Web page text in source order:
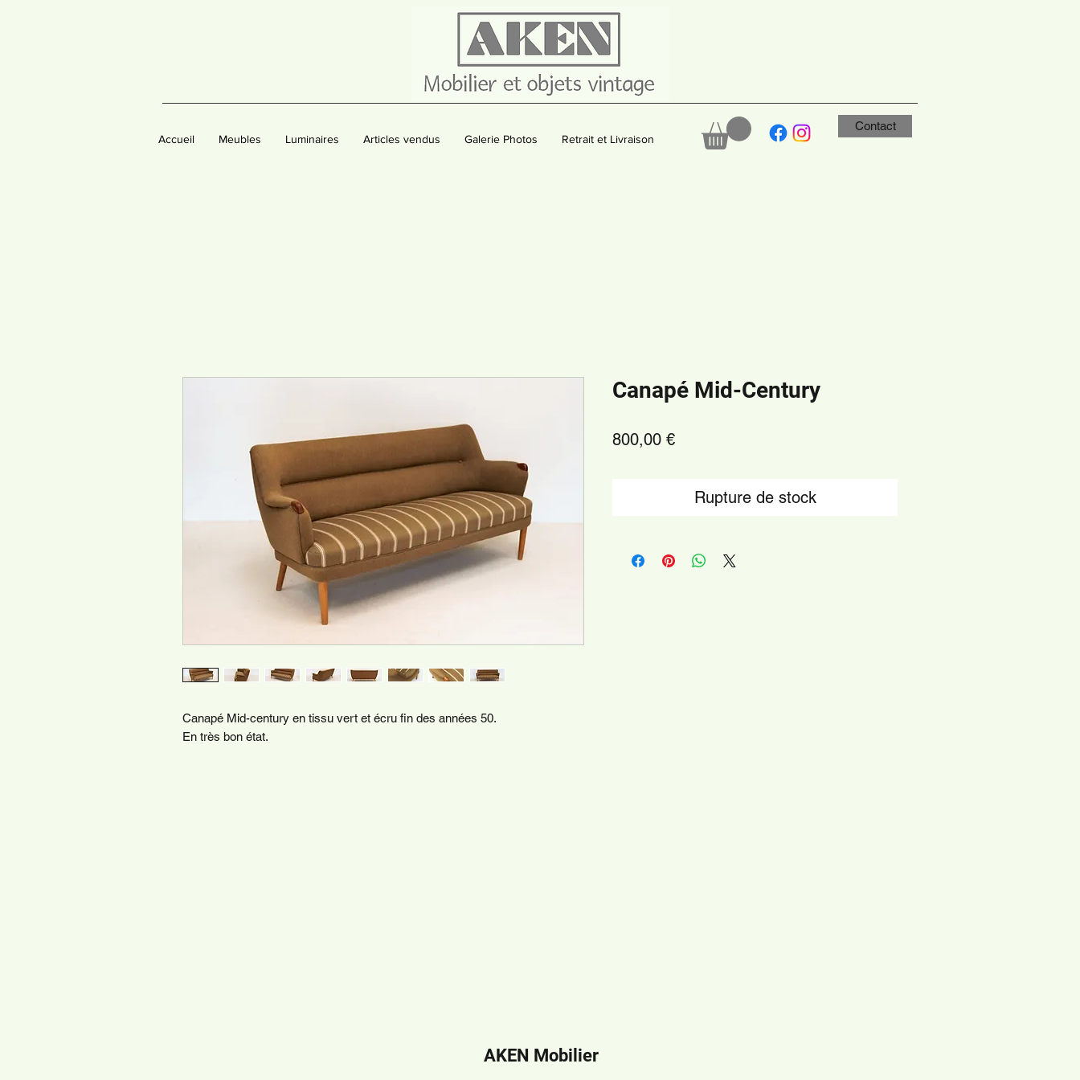
Accueil Meubles Luminaires Articles vendus Galerie Photos Retrait et Livraison
Contact
Canapé Mid-century en tissu vert et écru fin des années 50.
En très bon état.
Canapé Mid-Century
800,00 €Prix
Rupture de stock
AKEN Mobilier